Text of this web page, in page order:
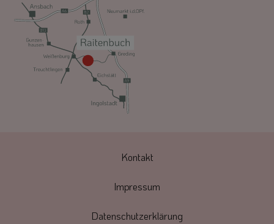
Kontakt
Impressum
Datenschutzerklärung